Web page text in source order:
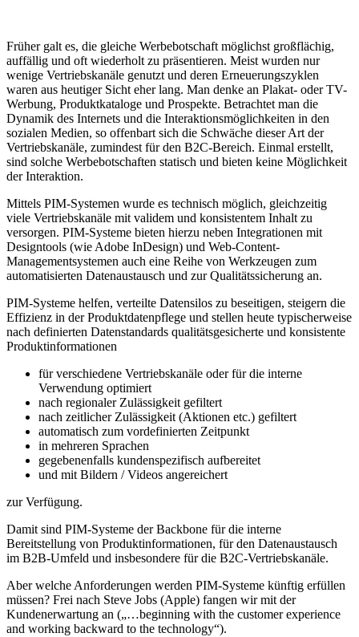
Früher galt es, die gleiche Werbebotschaft möglichst großflächig,
auffällig und oft wiederholt zu präsentieren. Meist wurden nur
wenige Vertriebskanäle genutzt und deren Erneuerungszyklen
waren aus heutiger Sicht eher lang. Man denke an Plakat- oder TV-
Werbung, Produktkataloge und Prospekte. Betrachtet man die
Dynamik des Internets und die Interaktionsmöglichkeiten in den
sozialen Medien, so offenbart sich die Schwäche dieser Art der
Vertriebskanäle, zumindest für den B2C-Bereich. Einmal erstellt,
sind solche Werbebotschaften statisch und bieten keine Möglichkeit
der Interaktion.
Mittels PIM-Systemen wurde es technisch möglich, gleichzeitig
viele Vertriebskanäle mit validem und konsistentem Inhalt zu
versorgen. PIM-Systeme bieten hierzu neben Integrationen mit
Designtools (wie Adobe InDesign) und Web-Content-
Managementsystemen auch eine Reihe von Werkzeugen zum
automatisierten Datenaustausch und zur Qualitätssicherung an.
PIM-Systeme helfen, verteilte Datensilos zu beseitigen, steigern die
Effizienz in der Produktdatenpflege und stellen heute typischerweise
nach definierten Datenstandards qualitätsgesicherte und konsistente
Produktinformationen
für verschiedene Vertriebskanäle oder für die interne
Verwendung optimiert
nach regionaler Zulässigkeit gefiltert
nach zeitlicher Zulässigkeit (Aktionen etc.) gefiltert
automatisch zum vordefinierten Zeitpunkt
in mehreren Sprachen
gegebenenfalls kundenspezifisch aufbereitet
und mit Bildern / Videos angereichert
zur Verfügung.
Damit sind PIM-Systeme der Backbone für die interne
Bereitstellung von Produktinformationen, für den Datenaustausch
im B2B-Umfeld und insbesondere für die B2C-Vertriebskanäle.
Aber welche Anforderungen werden PIM-Systeme künftig erfüllen
müssen? Frei nach Steve Jobs (Apple) fangen wir mit der
Kundenerwartung an („…beginning with the customer experience
and working backward to the technology“).